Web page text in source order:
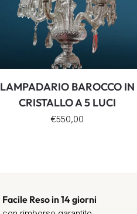
LAMPADARIO BAROCCO IN
CRISTALLO A 5 LUCI
€550,00
Facile Reso in 14 giorni